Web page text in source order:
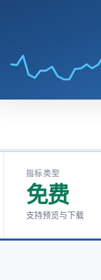
指标类型
免费
支持预览与下载